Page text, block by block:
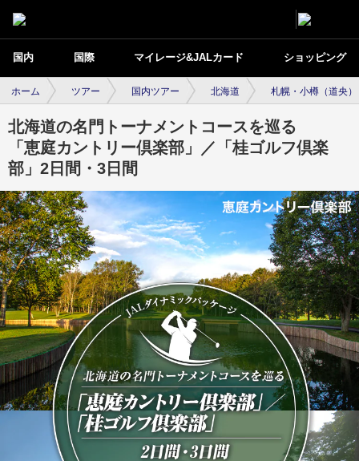
国内 国際 マイレージ&JALカード ショッピング
ホーム ツアー 国内ツアー 北海道 札幌・小樽（道央）
北海道の名門トーナメントコースを巡る
「恵庭カントリー倶楽部」／「桂ゴルフ倶楽
部」2日間・3日間